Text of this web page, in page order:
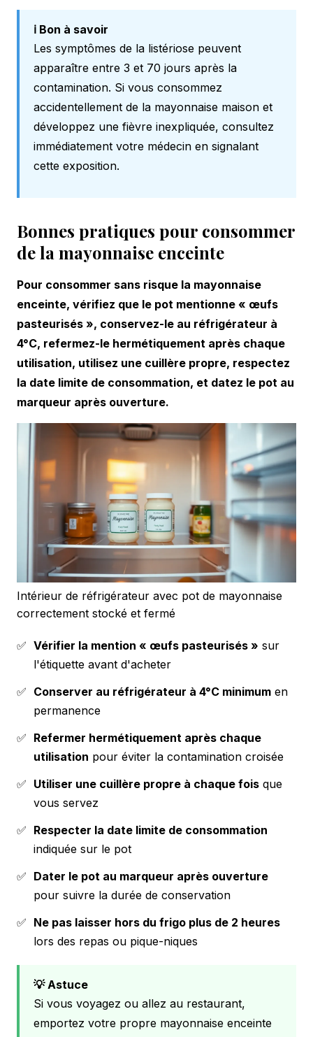
ℹ️ Bon à savoir
Les symptômes de la listériose peuvent
apparaître entre 3 et 70 jours après la
contamination. Si vous consommez
accidentellement de la mayonnaise maison et
développez une fièvre inexpliquée, consultez
immédiatement votre médecin en signalant
cette exposition.
Bonnes pratiques pour consommer
de la mayonnaise enceinte
Pour consommer sans risque la mayonnaise
enceinte, vérifiez que le pot mentionne « œufs
pasteurisés », conservez-le au réfrigérateur à
4°C, refermez-le hermétiquement après chaque
utilisation, utilisez une cuillère propre, respectez
la date limite de consommation, et datez le pot au
marqueur après ouverture.
Intérieur de réfrigérateur avec pot de mayonnaise
correctement stocké et fermé
✅ Vérifier la mention « œufs pasteurisés » sur
l'étiquette avant d'acheter
✅ Conserver au réfrigérateur à 4°C minimum en
permanence
✅ Refermer hermétiquement après chaque
utilisation pour éviter la contamination croisée
✅ Utiliser une cuillère propre à chaque fois que
vous servez
✅ Respecter la date limite de consommation
indiquée sur le pot
✅ Dater le pot au marqueur après ouverture
pour suivre la durée de conservation
✅ Ne pas laisser hors du frigo plus de 2 heures
lors des repas ou pique-niques
💡 Astuce
Si vous voyagez ou allez au restaurant,
emportez votre propre mayonnaise enceinte